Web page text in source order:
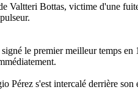
Valtteri Bottas, victime d'une
signé le premier meilleur temps
Pérez s'est intercalé derrière